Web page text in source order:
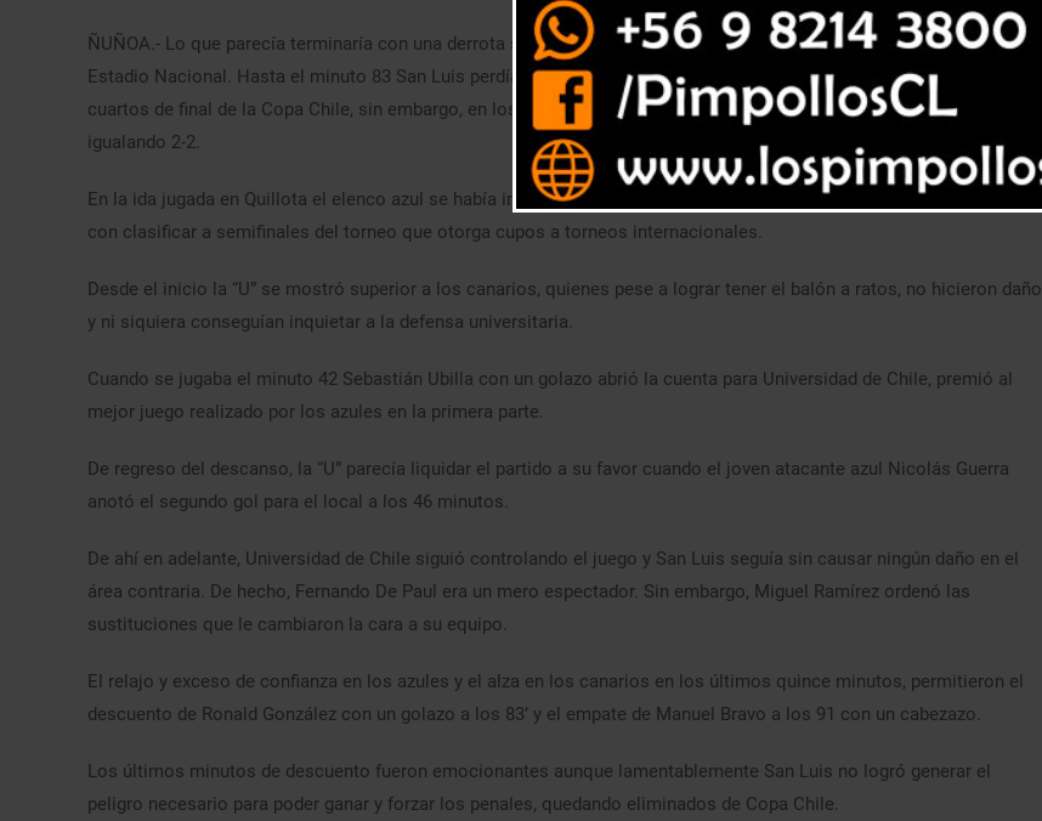
ÑUÑOA.- Lo que parecía terminaría con una derrota sin pena ni gloria, terminó siendo un final lleno de emoción en el
Estadio Nacional. Hasta el minuto 83 San Luis perdía por 2 a 0 con Universidad de Chile en el duelo de vuelta de los
cuartos de final de la Copa Chile, sin embargo, en los minutos finales el cuadro canario reaccionó y terminó
igualando 2-2.
En la ida jugada en Quillota el elenco azul se había impuesto por 1-0, lo que obligaba a San Luis a ganar para soñar
con clasificar a semifinales del torneo que otorga cupos a torneos internacionales.
Desde el inicio la “U” se mostró superior a los canarios, quienes pese a lograr tener el balón a ratos, no hicieron daño
y ni siquiera conseguían inquietar a la defensa universitaria.
Cuando se jugaba el minuto 42 Sebastián Ubilla con un golazo abrió la cuenta para Universidad de Chile, premió al
mejor juego realizado por los azules en la primera parte.
De regreso del descanso, la “U” parecía liquidar el partido a su favor cuando el joven atacante azul Nicolás Guerra
anotó el segundo gol para el local a los 46 minutos.
De ahí en adelante, Universidad de Chile siguió controlando el juego y San Luis seguía sin causar ningún daño en el
área contraria. De hecho, Fernando De Paul era un mero espectador. Sin embargo, Miguel Ramírez ordenó las
sustituciones que le cambiaron la cara a su equipo.
El relajo y exceso de confianza en los azules y el alza en los canarios en los últimos quince minutos, permitieron el
descuento de Ronald González con un golazo a los 83’ y el empate de Manuel Bravo a los 91 con un cabezazo.
Los últimos minutos de descuento fueron emocionantes aunque lamentablemente San Luis no logró generar el
peligro necesario para poder ganar y forzar los penales, quedando eliminados de Copa Chile.